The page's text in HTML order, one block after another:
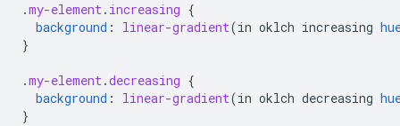
.my-element. increasing {
background : linear-gradient(in oklch increasing
}
.my-element.decreasing {
background : linear-gradient(in oklch decreasing
}